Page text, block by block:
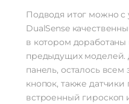
Подводя итог можно с
DualSense
в котором доработаны
предыдущих моделей.
панель, осталось
кнопок, также
встроенный гироскоп